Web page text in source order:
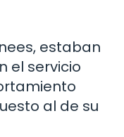
estaban
el servicio
al de su